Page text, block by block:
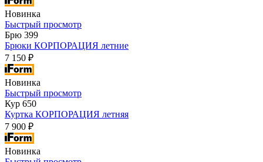
Новинка
Быстрый просмотр
Брю 399
Брюки КОРПОРАЦИЯ летние
7 150 ₽
Новинка
Быстрый просмотр
Кур 650
Куртка КОРПОРАЦИЯ летняя
7 900 ₽
Новинка